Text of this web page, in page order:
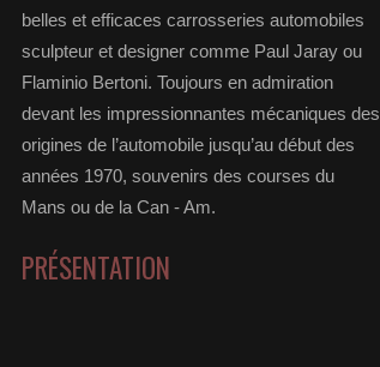
belles et efficaces carrosseries automobiles
sculpteur et designer comme Paul Jaray ou
Flaminio Bertoni. Toujours en admiration
devant les impressionnantes mécaniques des
origines de l’automobile jusqu’au début des
années 1970, souvenirs des courses du
Mans ou de la Can - Am.
PRÉSENTATION